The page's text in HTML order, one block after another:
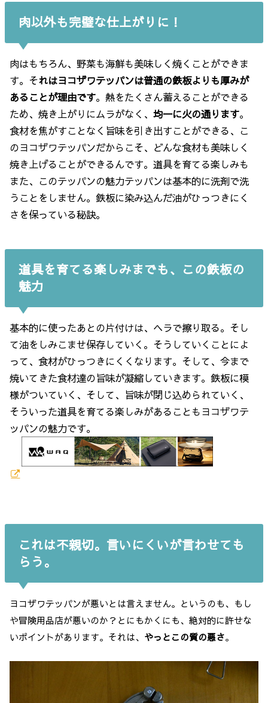
肉以外も完璧な仕上がりに！
肉はもちろん、野菜も海鮮も美味しく焼くことができま
す。それはヨコザワテッパンは普通の鉄板よりも厚みが
あることが理由です。熱をたくさん蓄えることができる
ため、焼き上がりにムラがなく、均一に火の通ります。
食材を焦がすことなく旨味を引き出すことができる、こ
のヨコザワテッパンだからこそ、どんな食材も美味しく
焼き上げることができるんです。道具を育てる楽しみも
また、このテッパンの魅力テッパンは基本的に洗剤で洗
うことをしません。鉄板に染み込んだ油がひっつきにく
さを保っている秘訣。
道具を育てる楽しみまでも、この鉄板の
魅力
基本的に使ったあとの片付けは、ヘラで擦り取る。そし
て油をしみこませ保存していく。そうしていくことによ
って、食材がひっつきにくくなります。そして、今まで
焼いてきた食材達の旨味が凝縮していきます。鉄板に模
様がついていく、そして、旨味が閉じ込められていく、
そういった道具を育てる楽しみがあることもヨコザワテ
ッパンの魅力です。
これは不親切。言いにくいが言わせても
らう。
ヨコザワテッパンが悪いとは言えません。 というのも、もし
や冒険用品店が悪いのか？ とにもかくにも、絶対的に許せな
いポイントがあります。それは、 やっとこの質の悪さ。